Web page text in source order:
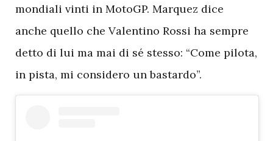
mondiali vinti in MotoGP. Marquez dice
anche quello che Valentino Rossi ha sempre
detto di lui ma mai di sé stesso: “Come pilota,
in pista, mi considero un bastardo”.